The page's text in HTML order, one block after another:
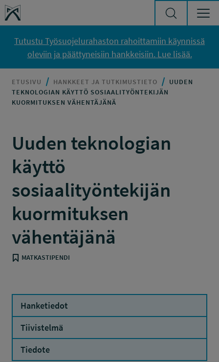
Siirry sisältöön
Työsuojelurahasto
Tutustu Työsuojelurahaston rahoittamiin käynnissä
oleviin ja päättyneisiin hankkeisiin. Lue lisää.
ETUSIVU HANKKEET JA TUTKIMUSTIETO
UUDEN
TEKNOLOGIAN KÄYTTÖ SOSIAALITYÖNTEKIJÄN
KUORMITUKSEN VÄHENTÄJÄNÄ
Uuden teknologian
käyttö
sosiaalityöntekijän
kuormituksen
vähentäjänä
MATKASTIPENDI
Hanketiedot
Tiivistelmä
Tiedote